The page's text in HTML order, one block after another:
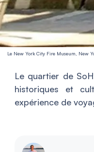
Le New York City Fire Museum, New
Le quartier de
historiques et
expérience de